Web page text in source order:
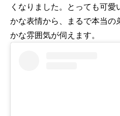
くなりました。とっても可
かな表情から、まるで本当の
かな雰囲気が伺えます。